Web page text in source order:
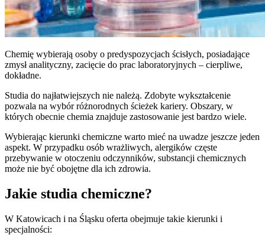
Chemię wybierają osoby o predyspozycjach ścisłych, posiadające
zmysł analityczny, zacięcie do prac laboratoryjnych – cierpliwe,
dokładne.
Studia do najłatwiejszych nie należą. Zdobyte wykształcenie
pozwala na wybór różnorodnych ścieżek kariery. Obszary, w
których obecnie chemia znajduje zastosowanie jest bardzo wiele.
Wybierając kierunki chemiczne warto mieć na uwadze jeszcze jeden
aspekt. W przypadku osób wrażliwych, alergików częste
przebywanie w otoczeniu odczynników, substancji chemicznych
może nie być obojętne dla ich zdrowia.
Jakie studia chemiczne?
W Katowicach i na Śląsku oferta obejmuje takie kierunki i
specjalności: